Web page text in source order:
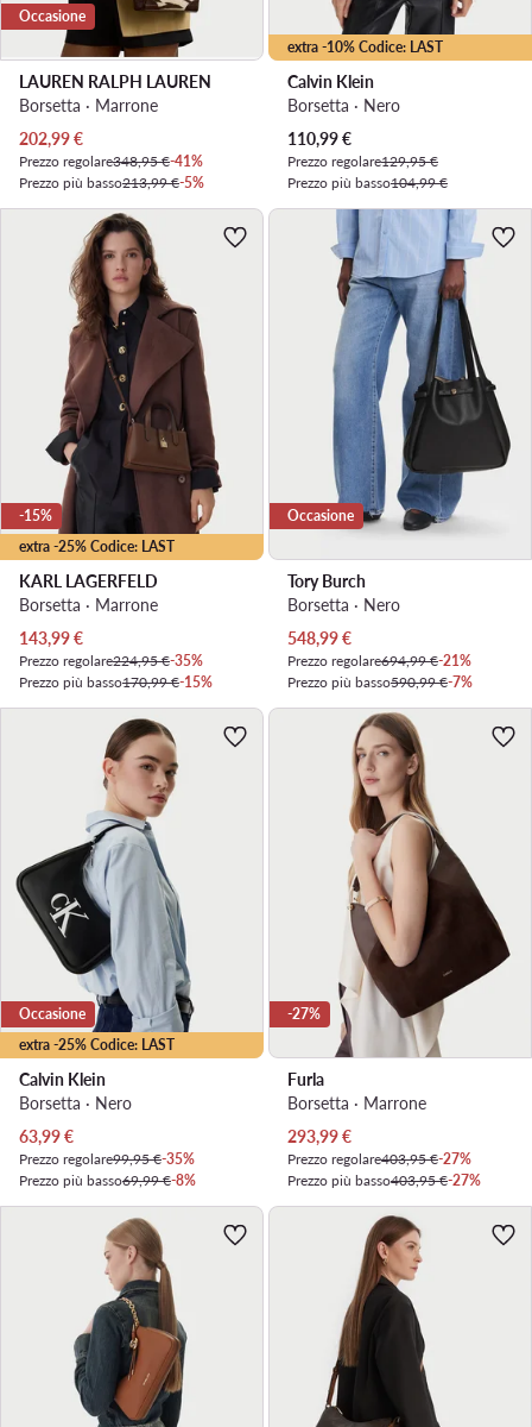
Occasione
LAUREN RALPH LAUREN
Borsetta · Marrone
Prezzo attuale
202,99€
Prezzo regolare348,95 €-41%
Prezzo più basso213,99 €-5%
extra -10% Codice: LAST
Calvin Klein
Borsetta · Nero
Prezzo attuale
110,99€
Prezzo regolare129,95 €
Prezzo più basso104,99 €
extra -25% Codice: LAST
-15%
KARL LAGERFELD
Borsetta · Marrone
Prezzo attuale
143,99€
Prezzo regolare224,95 €-35%
Prezzo più basso170,99 €-15%
Occasione
Tory Burch
Borsetta · Nero
Prezzo attuale
548,99€
Prezzo regolare694,99 €-21%
Prezzo più basso590,99 €-7%
extra -25% Codice: LAST
Occasione
Calvin Klein
Borsetta · Nero
Prezzo attuale
63,99€
Prezzo regolare99,95 €-35%
Prezzo più basso69,99 €-8%
-27%
Furla
Borsetta · Marrone
Prezzo attuale
293,99€
Prezzo regolare403,95 €-27%
Prezzo più basso403,95 €-27%